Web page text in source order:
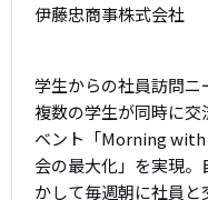
伊藤忠商事株式会社
学生からの社員訪問ニ
複数の学生が同時に
ベント「Morning
会の最大化」を実現
かして毎週朝に社員